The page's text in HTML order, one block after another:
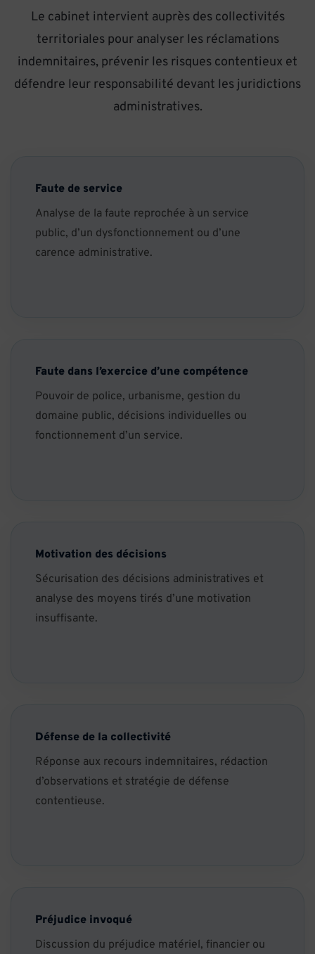
Le cabinet intervient auprès des collectivités
territoriales pour analyser les réclamations
indemnitaires, prévenir les risques contentieux et
défendre leur responsabilité devant les juridictions
administratives.
Faute de service
Analyse de la faute reprochée à un service
public, d’un dysfonctionnement ou d’une
carence administrative.
Faute dans l’exercice d’une compétence
Pouvoir de police, urbanisme, gestion du
domaine public, décisions individuelles ou
fonctionnement d’un service.
Motivation des décisions
Sécurisation des décisions administratives et
analyse des moyens tirés d’une motivation
insuffisante.
Défense de la collectivité
Réponse aux recours indemnitaires, rédaction
d’observations et stratégie de défense
contentieuse.
Préjudice invoqué
Discussion du préjudice matériel, financier ou